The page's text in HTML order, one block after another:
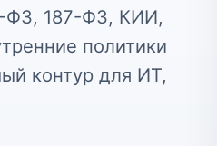
ФЗ, 187-ФЗ, КИИ,
политики
контур для ИТ,